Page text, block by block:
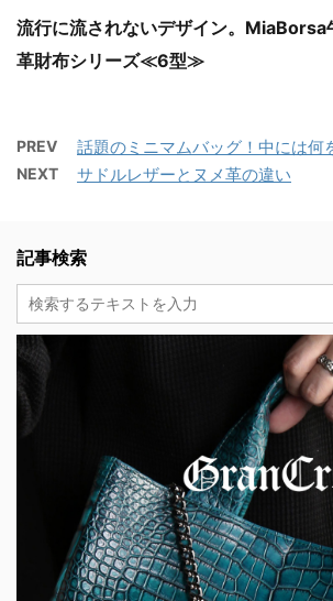
流行に流されないデザイン。MiaBorsa
革財布シリーズ≪6型≫
PREV 話題のミニマムバッグ！中には何
NEXT サドルレザーとヌメ革の違い
記事検索